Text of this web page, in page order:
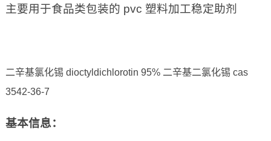
主要用于食品类包装的 pvc 塑料加工稳定助剂
二辛基氯化锡 dioctyldichlorotin 95% 二辛基二氯化锡 cas
3542-36-7
基本信息：